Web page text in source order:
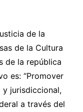
de la
de la Cultura
de la república
es: “Promover
y jurisdiccional,
a través del